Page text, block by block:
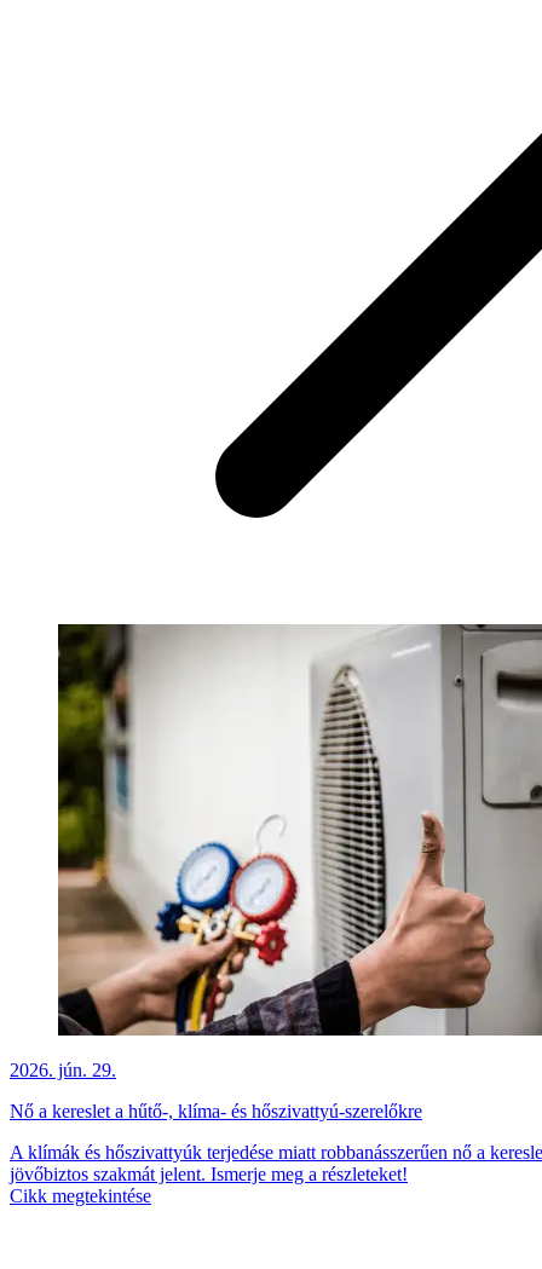
2026. jún. 29.
Nő a kereslet a hűtő-, klíma- és hőszivattyú-szerelőkre
A klímák és hőszivattyúk terjedése miatt robbanásszerűen nő a
jövőbiztos szakmát jelent. Ismerje meg a részleteket!
Cikk megtekintése